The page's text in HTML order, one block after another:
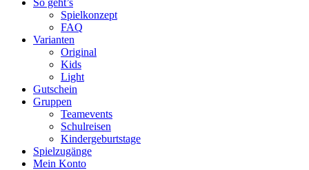
So geht’s
Spielkonzept
FAQ
Varianten
Original
Kids
Light
Gutschein
Gruppen
Teamevents
Schulreisen
Kindergeburtstage
Spielzugänge
Mein Konto